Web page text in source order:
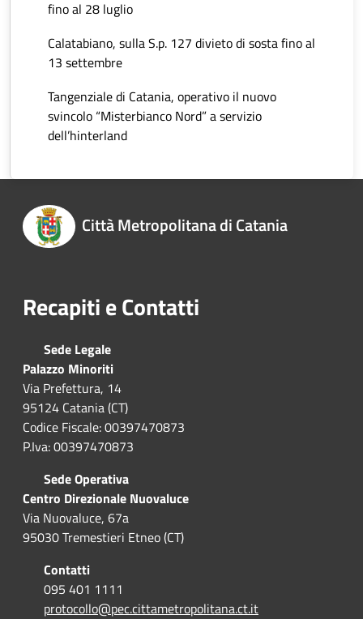
fino al 28 luglio
Calatabiano, sulla S.p. 127 divieto di sosta fino al
13 settembre
Tangenziale di Catania, operativo il nuovo
svincolo “Misterbianco Nord” a servizio
dell’hinterland
Città Metropolitana di Catania
Recapiti e Contatti
Sede Legale
Palazzo Minoriti
Via Prefettura, 14
95124 Catania (CT)
Codice Fiscale: 00397470873
P.Iva: 00397470873
Sede Operativa
Centro Direzionale Nuovaluce
Via Nuovaluce, 67a
95030 Tremestieri Etneo (CT)
Contatti
095 401 1111
protocollo@pec.cittametropolitana.ct.it